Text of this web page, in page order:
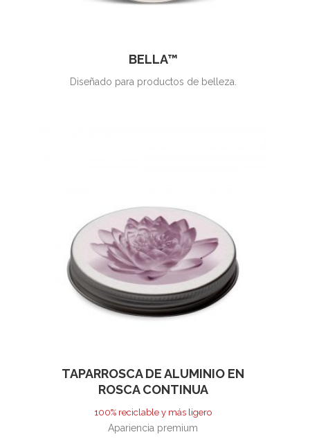
BELLA™
Diseñado para productos de belleza.
TAPARROSCA DE ALUMINIO EN
ROSCA CONTINUA
100% reciclable y más ligero
Apariencia premium